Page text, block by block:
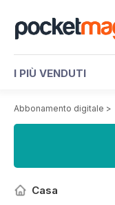
I PIÙ VENDUTI
Abbonamento digitale >
Casa